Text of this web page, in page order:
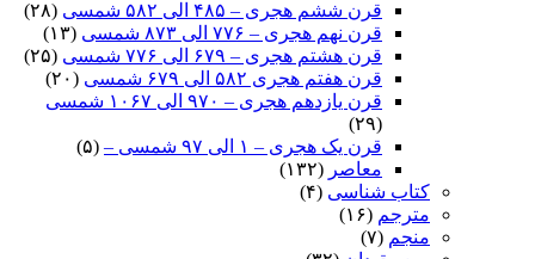
قرن ششم هجری – ۴۸۵ الی ۵۸۲ شمسی
(۲۸)
قرن نهم هجری – ۷۷۶ الی ۸۷۳ شمسی
(۱۳)
قرن هشتم هجری – ۶۷۹ الی ۷۷۶ شمسی
(۲۵)
قرن هفتم هجری ۵۸۲ الی ۶۷۹ شمسی
(۲۰)
قرن یازدهم هجری – ۹۷۰ الی ۱۰۶۷ شمسی
(۲۹)
قرن یک هجری – ۱ الی ۹۷ شمسی –
(۵)
معاصر (۱۳۲)
کتاب شناسی (۴)
مترجم (۱۶)
منجم (۷)